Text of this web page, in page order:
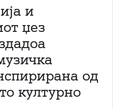
и
џез
од
културно